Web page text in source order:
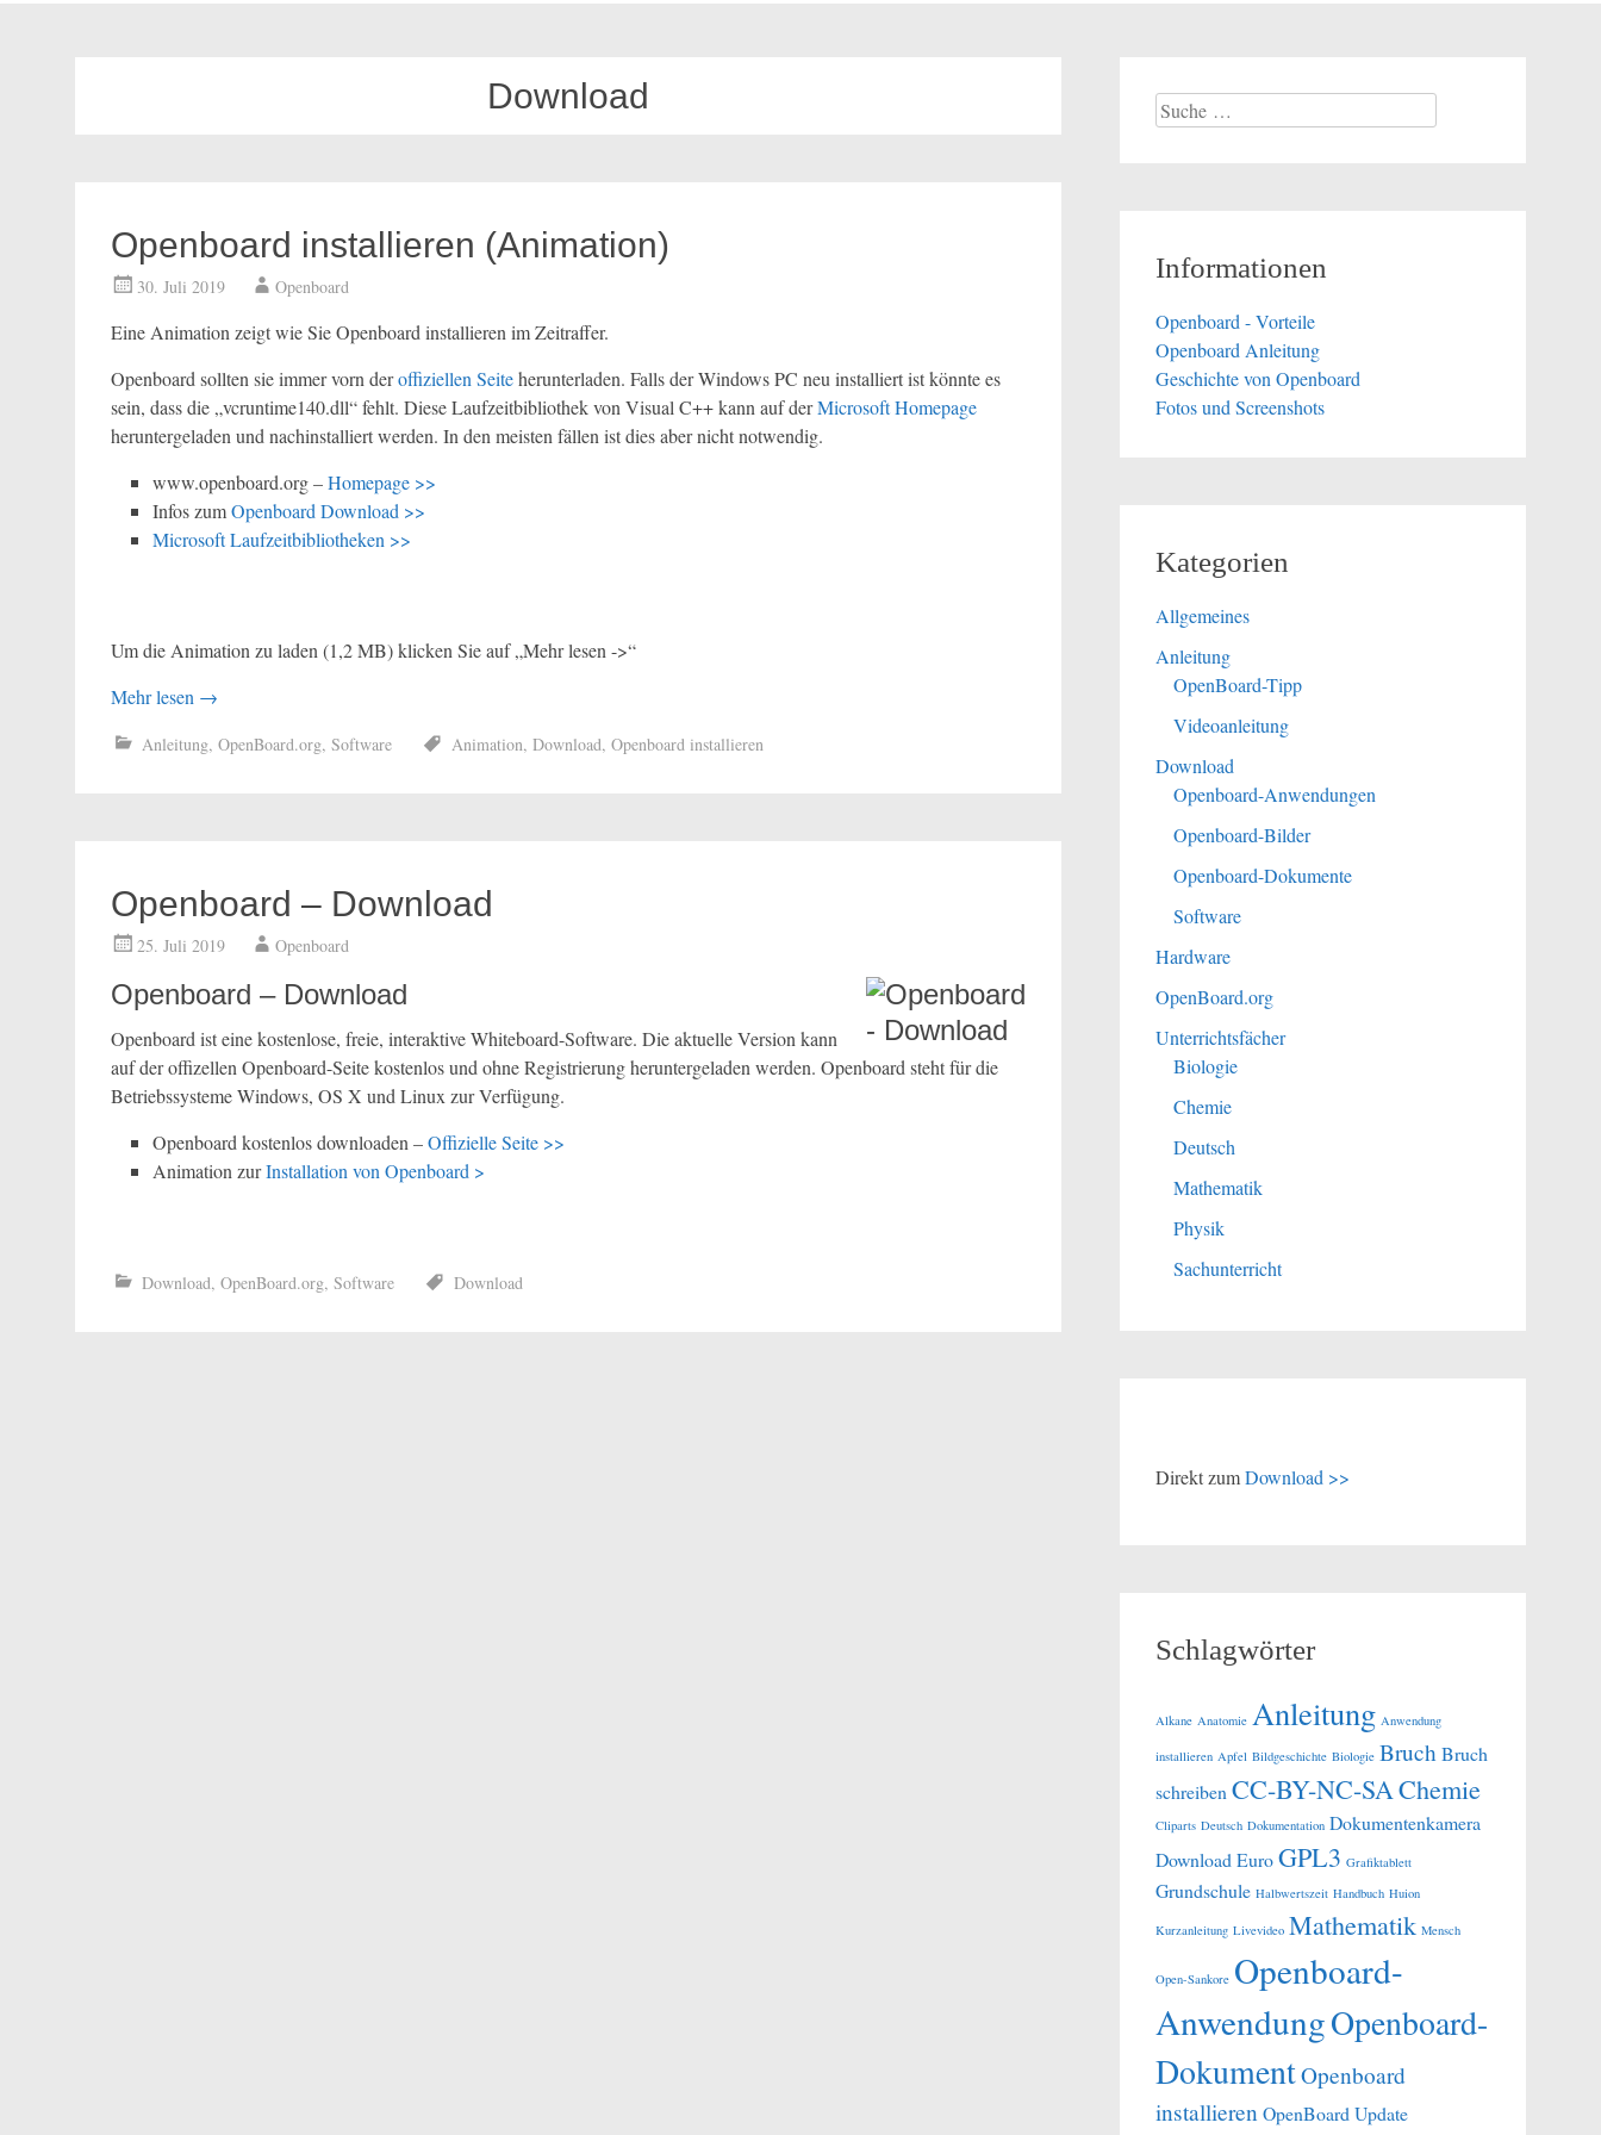
Download
Openboard installieren (Animation)
30. Juli 2019 Openboard
Eine Animation zeigt wie Sie Openboard installieren im Zeitraffer.
Openboard sollten sie immer vorn deroffiziellen Seiteherunterladen. Falls der Windows PC neu installiert ist könnte es
sein, dass die „vcruntime140.dll“ fehlt. Diese Laufzeitbibliothek von Visual C++ kann auf derMicrosoft Homepage
heruntergeladen und nachinstalliert werden. In den meisten fällen ist dies aber nicht notwendig.
www.openboard.org –Homepage >>
Infos zumOpenboard Download >>
Microsoft Laufzeitbibliotheken >>
Um die Animation zu laden (1,2 MB) klicken Sie auf „Mehr lesen ->“
Mehr lesen →
Anleitung, OpenBoard.org, Software Animation, Download, Openboard installieren
Openboard – Download
25. Juli 2019 Openboard
Openboard – Download
Openboard ist eine kostenlose, freie, interaktive Whiteboard-Software. Die aktuelle Version kann
auf der offizellen Openboard-Seite kostenlos und ohne Registrierung heruntergeladen werden. Openboard steht für die
Betriebssysteme Windows, OS X und Linux zur Verfügung.
Openboard kostenlos downloaden –Offizielle Seite >>
Animation zurInstallation von Openboard >
Download, OpenBoard.org, Software Download
Suche
nach:
Informationen
Openboard - Vorteile
Openboard Anleitung
Geschichte von Openboard
Fotos und Screenshots
Kategorien
Allgemeines
Anleitung
OpenBoard-Tipp
Videoanleitung
Download
Openboard-Anwendungen
Openboard-Bilder
Openboard-Dokumente
Software
Hardware
OpenBoard.org
Unterrichtsfächer
Biologie
Chemie
Deutsch
Mathematik
Physik
Sachunterricht
Direkt zumDownload >>
Schlagwörter
Alkane Anatomie Anleitung Anwendung
installieren Apfel Bildgeschichte Biologie BruchBruch
schreiben CC-BY-NC-SAChemie
Cliparts Deutsch Dokumentation Dokumentenkamera
Download EuroGPL3 Grafiktablett
Grundschule Halbwertszeit Handbuch Huion
Kurzanleitung Livevideo Mathematik Mensch
Open-Sankore Openboard-
AnwendungOpenboard-
DokumentOpenboard
installierenOpenBoard Update